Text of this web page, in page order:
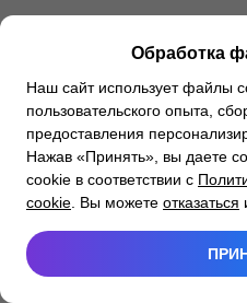
Обработка
Наш сайт использует файлы
пользовательского опыта,
предоставления
Нажав «Принять», вы даете
cookie в соответствии с
cookie . Вы можете отказаться